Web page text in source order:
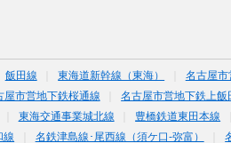
飯田線 東海道新幹線（東海）
名古屋市
屋市営地下鉄桜通線
名古屋市営地下鉄上飯
東海交通事業城北線 豊橋鉄道東田本線
線 名鉄津島線･尾西線（須ケ口-弥富）